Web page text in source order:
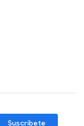
Suscríbete